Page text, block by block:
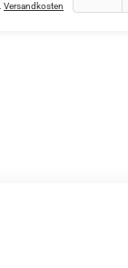
Versandkosten